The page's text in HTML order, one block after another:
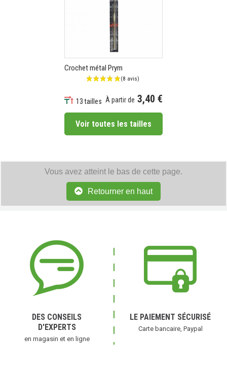
Crochet métal Prym
13 tailles À partir de 3,40 €
Voir toutes les tailles
Vous avez atteint le bas de cette page.
Retourner en haut
DES CONSEILS
D'EXPERTS
en magasin et en ligne
LE PAIEMENT SÉCURISÉ
Carte bancaire, Paypal